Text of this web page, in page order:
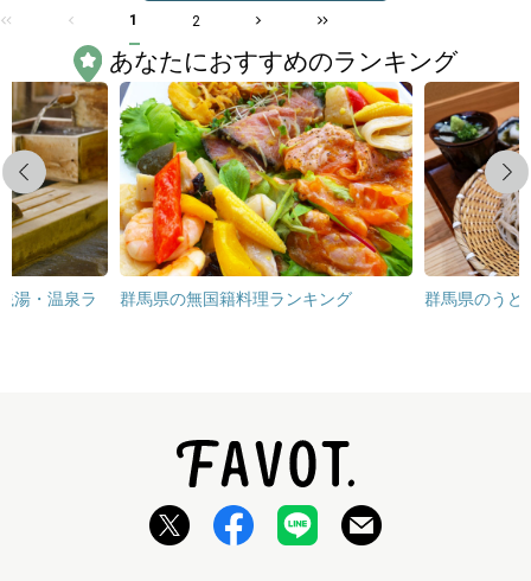
1 2
あなたにおすすめのランキング
Previous
湯・温泉ラ 群馬県の無国籍料理ランキング 群馬県のうど
Next